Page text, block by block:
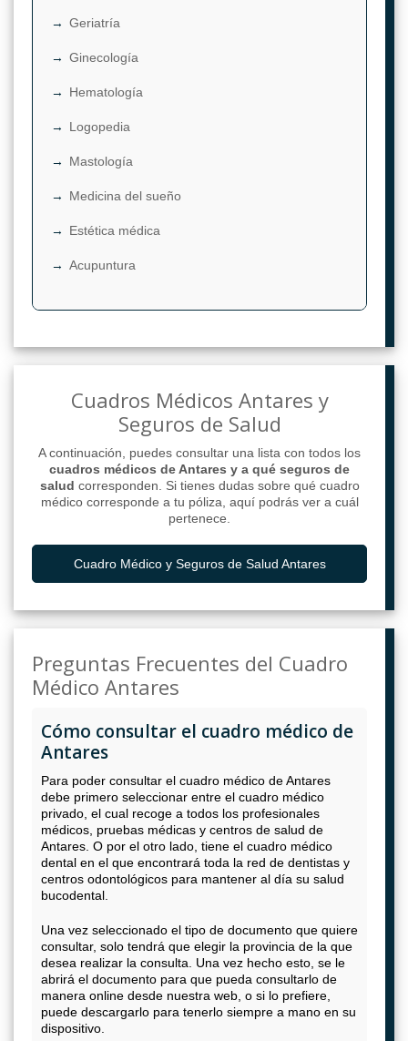
Geriatría
Ginecología
Hematología
Logopedia
Mastología
Medicina del sueño
Estética médica
Acupuntura
Cuadros Médicos Antares y
Seguros de Salud
A continuación, puedes consultar una lista con todos los
cuadros médicos de Antares y a qué seguros de
salud corresponden. Si tienes dudas sobre qué cuadro
médico corresponde a tu póliza, aquí podrás ver a cuál
pertenece.
Cuadro Médico y Seguros de Salud Antares
Preguntas Frecuentes del Cuadro
Médico Antares
Cómo consultar el cuadro médico de
Antares
Para poder consultar el cuadro médico de Antares
debe primero seleccionar entre el cuadro médico
privado, el cual recoge a todos los profesionales
médicos, pruebas médicas y centros de salud de
Antares. O por el otro lado, tiene el cuadro médico
dental en el que encontrará toda la red de dentistas y
centros odontológicos para mantener al día su salud
bucodental.
Una vez seleccionado el tipo de documento que quiere
consultar, solo tendrá que elegir la provincia de la que
desea realizar la consulta. Una vez hecho esto, se le
abrirá el documento para que pueda consultarlo de
manera online desde nuestra web, o si lo prefiere,
puede descargarlo para tenerlo siempre a mano en su
dispositivo.